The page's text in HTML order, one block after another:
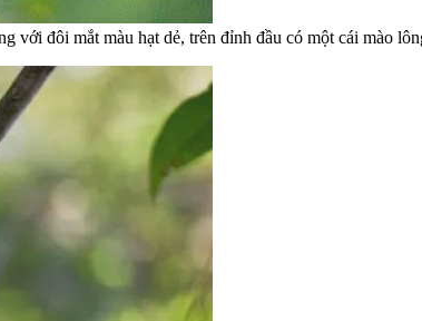
với đôi mắt màu hạt dẻ, trên đỉnh đầu có một cái mào